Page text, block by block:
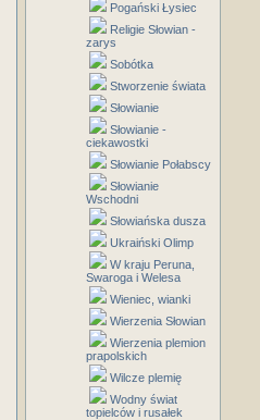
Pogański Łysiec
Religie Słowian -
zarys
Sobótka
Stworzenie świata
Słowianie
Słowianie -
ciekawostki
Słowianie Połabscy
Słowianie
Wschodni
Słowiańska dusza
Ukraiński Olimp
W kraju Peruna,
Swaroga i Welesa
Wieniec, wianki
Wierzenia Słowian
Wierzenia plemion
prapolskich
Wilcze plemię
Wodny świat
topielców i rusałek